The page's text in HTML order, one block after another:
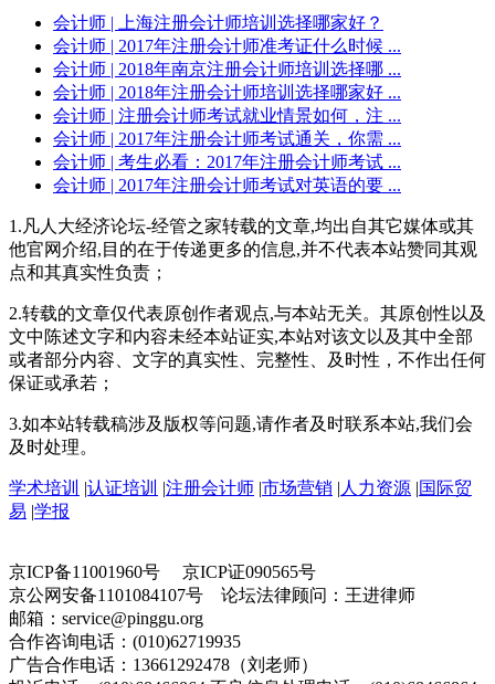
会计师 | 上海注册会计师培训选择哪家好？
会计师 | 2017年注册会计师准考证什么时候 ...
会计师 | 2018年南京注册会计师培训选择哪 ...
会计师 | 2018年注册会计师培训选择哪家好 ...
会计师 | 注册会计师考试就业情景如何，注 ...
会计师 | 2017年注册会计师考试通关，你需 ...
会计师 | 考生必看：2017年注册会计师考试 ...
会计师 | 2017年注册会计师考试对英语的要 ...
1.凡人大经济论坛-经管之家转载的文章,均出自其它媒体或其
他官网介绍,目的在于传递更多的信息,并不代表本站赞同其观
点和其真实性负责；
2.转载的文章仅代表原创作者观点,与本站无关。其原创性以及
文中陈述文字和内容未经本站证实,本站对该文以及其中全部
或者部分内容、文字的真实性、完整性、及时性，不作出任何
保证或承若；
3.如本站转载稿涉及版权等问题,请作者及时联系本站,我们会
及时处理。
学术培训 |认证培训 |注册会计师 |市场营销 | 人力资源 |国际贸
易 |学报
京ICP备11001960号 京ICP证090565号
京公网安备1101084107号 论坛法律顾问：王进律师
邮箱：service@pinggu.org
合作咨询电话：(010)62719935
广告合作电话：13661292478（刘老师）